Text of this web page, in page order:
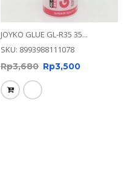
JOYKO GLUE GL-R35 35...
SKU: 8993988111078
Rp3,680 Rp3,500